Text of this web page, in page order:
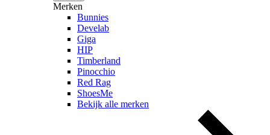
Merken
Bunnies
Develab
Giga
HIP
Timberland
Pinocchio
Red Rag
ShoesMe
Bekijk alle merken